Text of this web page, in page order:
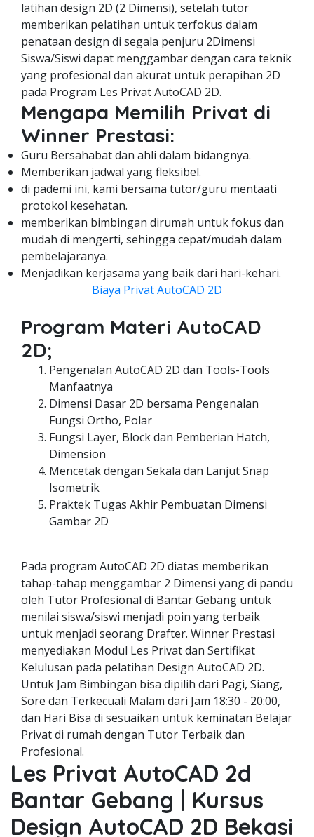
latihan design 2D (2 Dimensi), setelah tutor
memberikan pelatihan untuk terfokus dalam
penataan design di segala penjuru 2Dimensi
Siswa/Siswi dapat menggambar dengan cara teknik
yang profesional dan akurat untuk perapihan 2D
pada Program Les Privat AutoCAD 2D.
Mengapa Memilih Privat di
Winner Prestasi:
Guru Bersahabat dan ahli dalam bidangnya.
Memberikan jadwal yang fleksibel.
di pademi ini, kami bersama tutor/guru mentaati
protokol kesehatan.
memberikan bimbingan dirumah untuk fokus dan
mudah di mengerti, sehingga cepat/mudah dalam
pembelajaranya.
Menjadikan kerjasama yang baik dari hari-kehari.
Biaya Privat AutoCAD 2D
Program Materi AutoCAD
2D;
Pengenalan AutoCAD 2D dan Tools-Tools
Manfaatnya
Dimensi Dasar 2D bersama Pengenalan
Fungsi Ortho, Polar
Fungsi Layer, Block dan Pemberian Hatch,
Dimension
Mencetak dengan Sekala dan Lanjut Snap
Isometrik
Praktek Tugas Akhir Pembuatan Dimensi
Gambar 2D
Pada program AutoCAD 2D diatas memberikan
tahap-tahap menggambar 2 Dimensi yang di pandu
oleh Tutor Profesional di Bantar Gebang untuk
menilai siswa/siswi menjadi poin yang terbaik
untuk menjadi seorang Drafter. Winner Prestasi
menyediakan Modul Les Privat dan Sertifikat
Kelulusan pada pelatihan Design AutoCAD 2D.
Untuk Jam Bimbingan bisa dipilih dari Pagi, Siang,
Sore dan Terkecuali Malam dari Jam 18:30 - 20:00,
dan Hari Bisa di sesuaikan untuk keminatan Belajar
Privat di rumah dengan Tutor Terbaik dan
Profesional.
Les Privat AutoCAD 2d
Bantar Gebang | Kursus
Design AutoCAD 2D Bekasi